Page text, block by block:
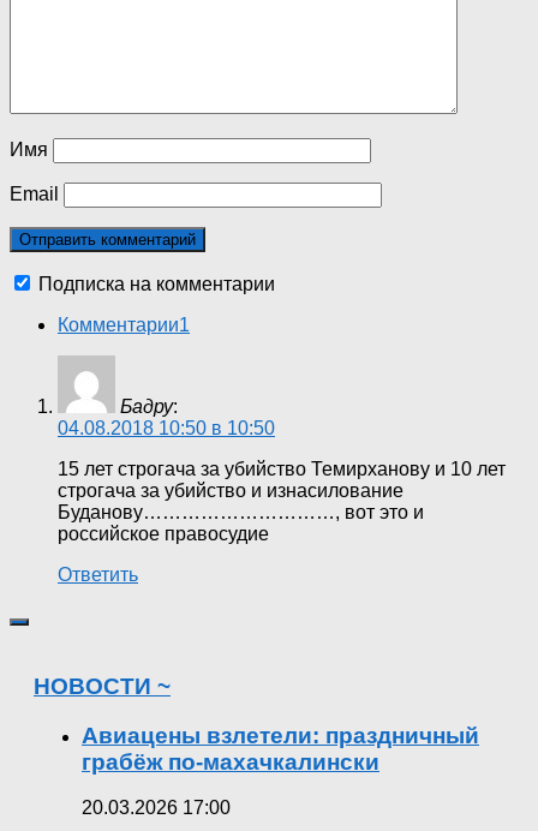
Имя
Email
Подписка на комментарии
Комментарии1
Бадру:
04.08.2018 10:50 в 10:50
15 лет строгача за убийство Темирханову и 10 лет
строгача за убийство и изнасилование
Буданову…………………………, вот это и
российское правосудие
Ответить
НОВОСТИ ~
Авиацены взлетели: праздничный
грабёж по-махачкалински
20.03.2026 17:00